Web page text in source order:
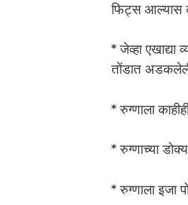
फिट्स आल्यास
* जेव्हा
तोंडात
* रुग्णाला
* रुग्णाच्या
* रुग्णाला इजा